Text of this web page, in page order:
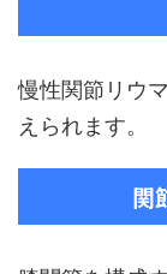
慢性関節リウ
えられます。
関